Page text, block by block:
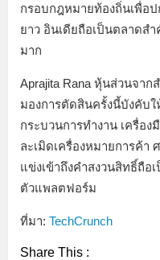
กรอบกฎหมายท้องถิ่นเพื่อ
ยาว อินเดียถือเป็นตลาดส
มาก
Aprajita Rana หุ้นส่วนจาก
มองการตัดสินครั้งนี้บังคับ
กระบวนการทำงาน เครื่อ
ละเมิดเครื่องหมายการค้า
แข่งเข้าถึงคำสงวนสิทธิ์ถื
ตัวแพลตฟอร์ม
ที่มา: TechCrunch
Share This :